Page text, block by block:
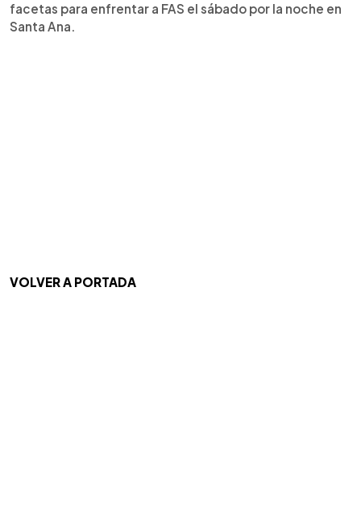
facetas para enfrentar a FAS el sábado por la noche en
Santa Ana.
VOLVER A PORTADA